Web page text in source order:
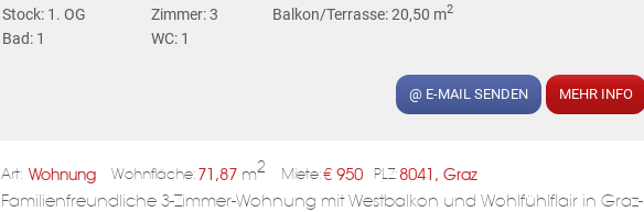
MER
Stock: 1. OG Zimmer: 3 Balkon/Terrasse: 20,50 m2
Bad: 1 WC: 1
@ E-MAIL SENDEN MEHR INFO
Art: Wohnung Wohnfläche:71,87 m2 Miete:€ 950 PLZ:8041, Graz
Familienfreundliche 3-Zimmer-Wohnung mit Westbalkon und Wohlfühlflair in Graz-